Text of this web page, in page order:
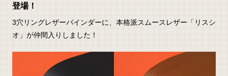
登場！
3穴リングレザーバインダーに、本格派スムースレザー「リスシ
オ」が仲間入りしました！